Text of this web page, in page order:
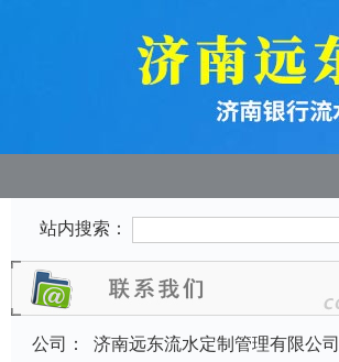
站内搜索：
公司：
济南远东流水定制管理有限公司